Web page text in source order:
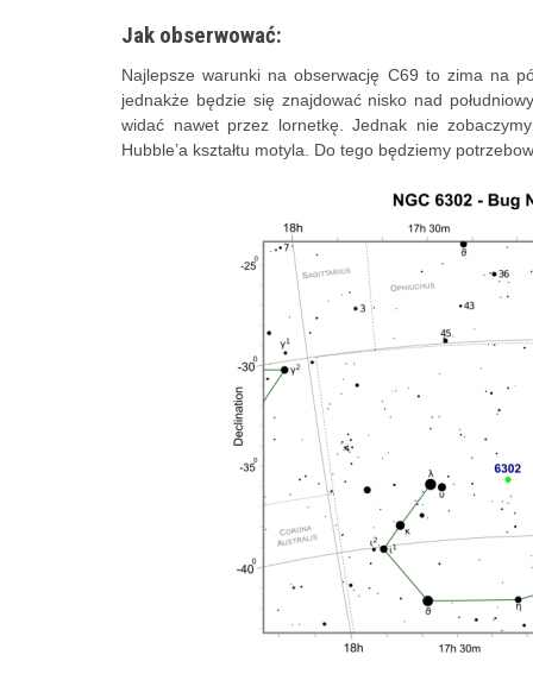
Jak obserwować:
Najlepsze warunki na obserwację C69 to zima na
jednakże będzie się znajdować nisko nad
widać nawet przez lornetkę. Jednak nie
Hubble’a kształtu motyla. Do tego będziemy